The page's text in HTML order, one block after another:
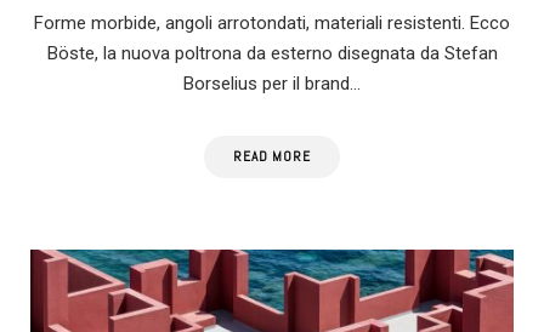
Forme morbide, angoli arrotondati, materiali resistenti. Ecco
Böste, la nuova poltrona da esterno disegnata da Stefan
Borselius per il brand…
READ MORE